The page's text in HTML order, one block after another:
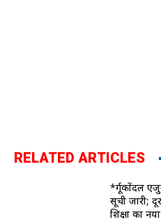
RELATED ARTICLES
*दुर्गूकोंदल
सूची जारी;
शिक्षा का